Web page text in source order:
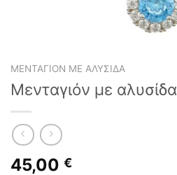
ΜΕΝΤΑΓΙΌΝ ΜΕ ΑΛΥΣΊΔΑ
Μενταγιόν με αλυσίδα
45,00 €